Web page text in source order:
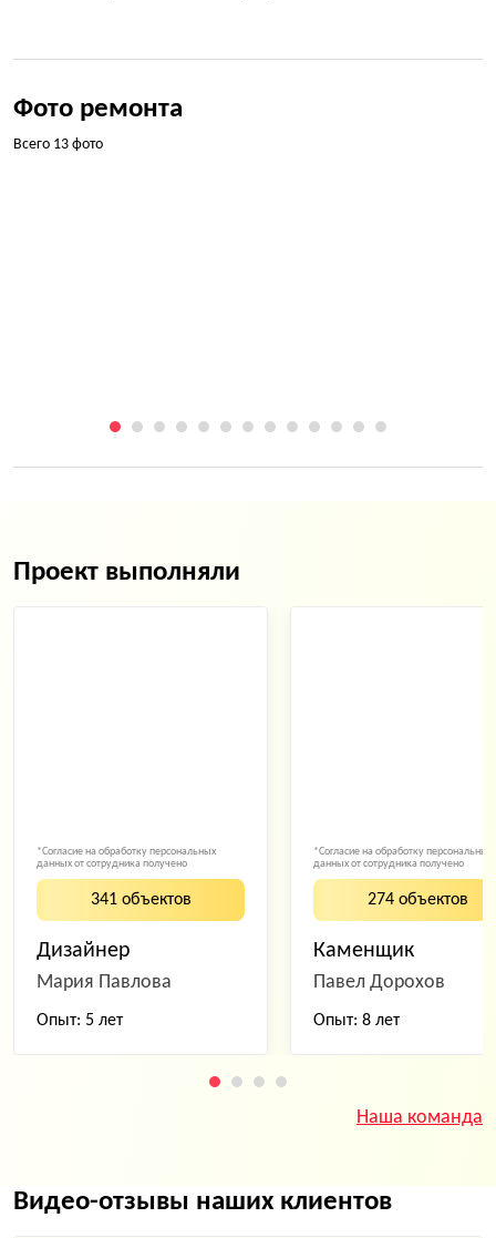
Фото ремонта
Всего 13 фото
Проект выполняли
*Согласие на обработку персональных
данных от сотрудника получено
341 объектов
Дизайнер
Мария Павлова
Опыт: 5 лет
*Согласие на обработку персональных
данных от сотрудника получено
274 объектов
Каменщик
Павел Дорохов
Опыт: 8 лет
Наша команда
Видео-отзывы наших клиентов